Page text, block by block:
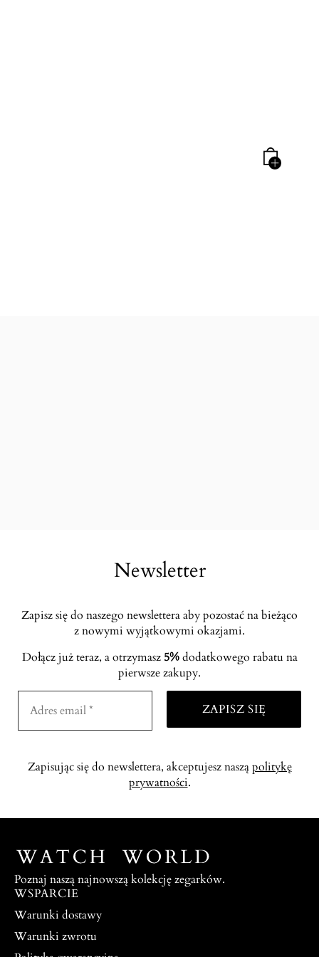
Newsletter
Zapisz się do naszego newslettera aby pozostać na bieżąco
z nowymi wyjątkowymi okazjami.
Dołącz już teraz, a otrzymasz 5%dodatkowego rabatu na
pierwsze zakupy.
Zapisując się do newslettera, akceptujesz nasząpolitykę
prywatności.
Poznaj naszą najnowszą kolekcję zegarków.
WSPARCIE
Warunki dostawy
Warunki zwrotu